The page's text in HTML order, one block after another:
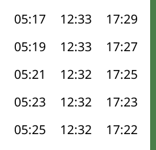
05:17 12:33 17:29
05:19 12:33 17:27
05:21 12:32 17:25
05:23 12:32 17:23
05:25 12:32 17:22